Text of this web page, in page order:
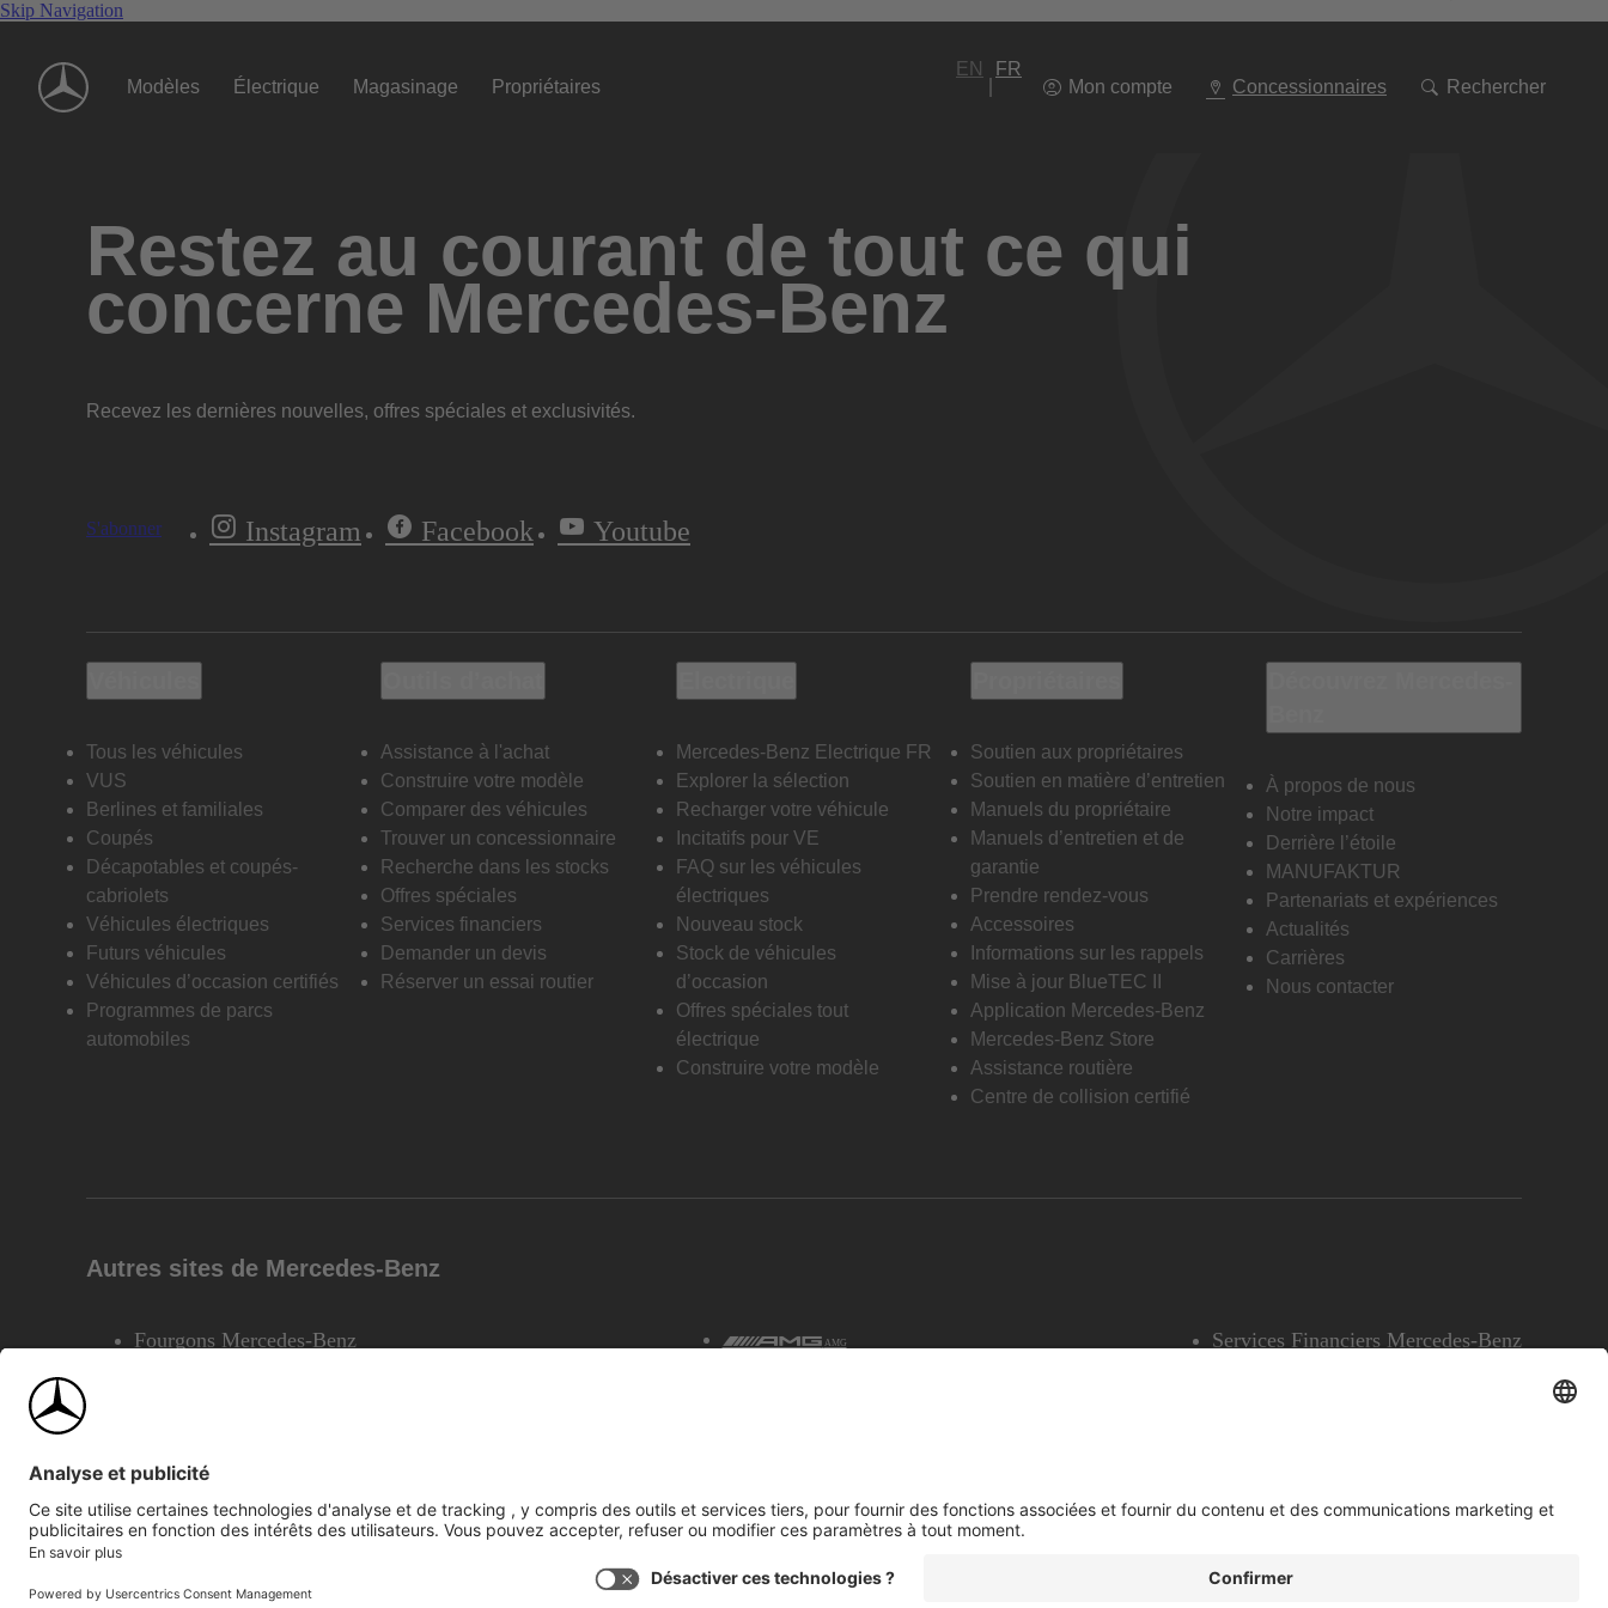
Skip Navigation
Modèles Électrique Magasinage Propriétaires
EN
FR
Mon compte
Concessionnaires Rechercher
à
Restez au courant de tout ce qui
concerne Mercedes-Benz
Recevez les dernières nouvelles, offres spéciales et exclusivités.
S'abonner Instagram Facebook Youtube
Tous les véhicules
VUS
Berlines et familiales
Coupés
Décapotables et coupés-
cabriolets
Véhicules électriques
Futurs véhicules
Véhicules d’occasion certifiés
Programmes de parcs
automobiles
Assistance à l'achat
Construire votre modèle
Comparer des véhicules
Trouver un concessionnaire
Recherche dans les stocks
Offres spéciales
Services financiers
Demander un devis
Réserver un essai routier
Mercedes-Benz Electrique FR
Explorer la sélection
Recharger votre véhicule
Incitatifs pour VE
FAQ sur les véhicules
électriques
Nouveau stock
Stock de véhicules
d’occasion
Offres spéciales tout
électrique
Construire votre modèle
Soutien aux propriétaires
Soutien en matière d’entretien
Manuels du propriétaire
Manuels d’entretien et de
garantie
Prendre rendez-vous
Accessoires
Informations sur les rappels
Mise à jour BlueTEC II
Application Mercedes-Benz
Mercedes-Benz Store
Assistance routière
Centre de collision certifié
À propos de nous
Notre impact
Derrière l’étoile
MANUFAKTUR
Partenariats et expériences
Actualités
Carrières
Nous contacter
Autres sites de Mercedes-Benz
Fourgons Mercedes-Benz AMG Services Financiers Mercedes-Benz
©2026 Mercedes-Benz Canada Inc.